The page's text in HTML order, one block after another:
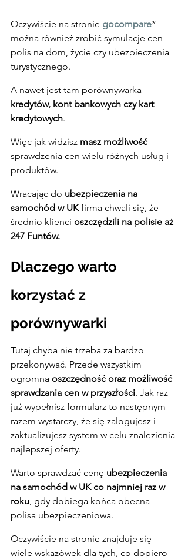
Oczywiście na stronie gocompare*
można również zrobić symulacje cen
polis na dom, życie czy ubezpieczenia
turystycznego.
A nawet jest tam porównywarka
kredytów, kont bankowych czy kart
kredytowych.
Więc jak widzisz masz możliwość
sprawdzenia cen wielu różnych usług i
produktów.
Wracając do ubezpieczenia na
samochód w UK firma chwali się, że
średnio klienci oszczędzili na polisie aż
247 Funtów.
Dlaczego warto
korzystać z
porównywarki
Tutaj chyba nie trzeba za bardzo
przekonywać. Przede wszystkim
ogromna oszczędność oraz możliwość
sprawdzania cen w przyszłości. Jak raz
już wypełnisz formularz to następnym
razem wystarczy, że się zalogujesz i
zaktualizujesz system w celu znalezienia
najlepszej oferty.
Warto sprawdzać cenę ubezpieczenia
na samochód w UK co najmniej raz w
roku, gdy dobiega końca obecna
polisa ubezpieczeniowa.
Oczywiście na stronie znajduje się
wiele wskazówek dla tych, co dopiero